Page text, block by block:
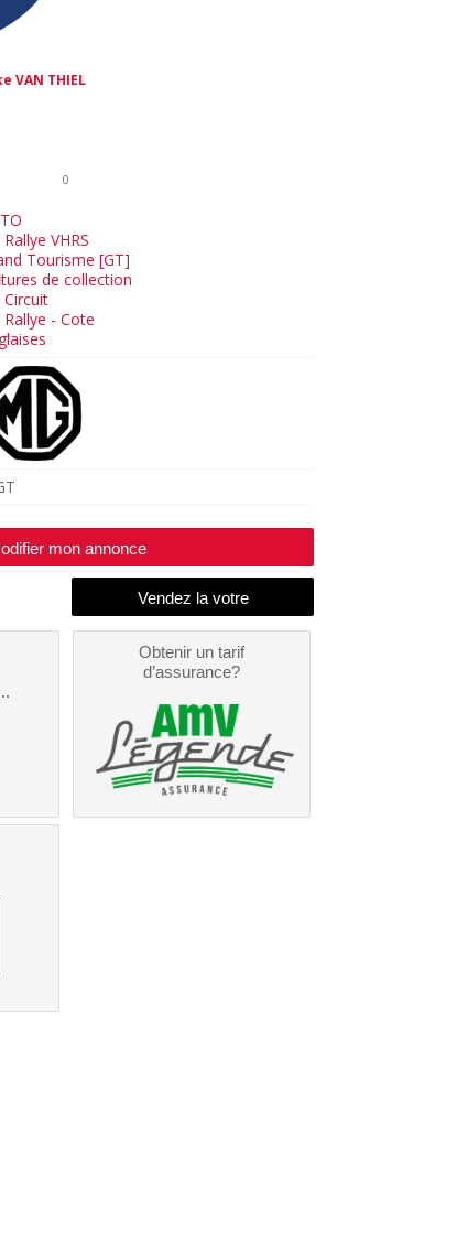
VAN THIEL
0
VHRS
Tourisme [GT]
de collection
Circuit
Rallye - Cote
mon annonce
Obtenir un tarif
d’assurance?